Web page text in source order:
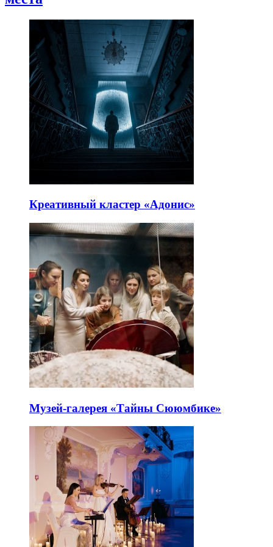
Креативный кластер «Адонис»
Музей-галерея «Тайны Сююмбике»